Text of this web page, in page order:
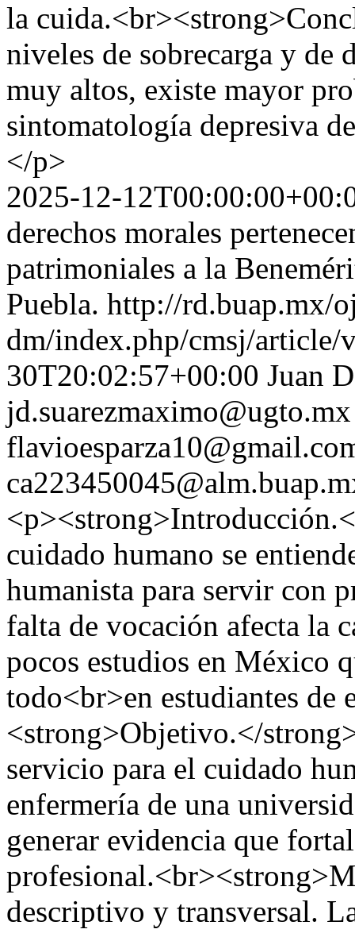
la
niveles de sobrecarga y de
muy altos, existe mayor
sintomatología depresiva
</p>
2025-12-
derechos morales
patrimoniales a la
Puebla. http://rd.buap.mx/
dm/index.php/cmsj/article/
30T20:02:57+00:00 Juan
jd.suarezmaximo@ugto.mx
cuidado humano se
humanista para servir con
falta de vocación afecta la
pocos estudios en México
todo<br>en estudiantes de
<strong>Objetivo.</
servicio para el cuidado
enfermería de una
generar evidencia que
descriptivo y transversal.